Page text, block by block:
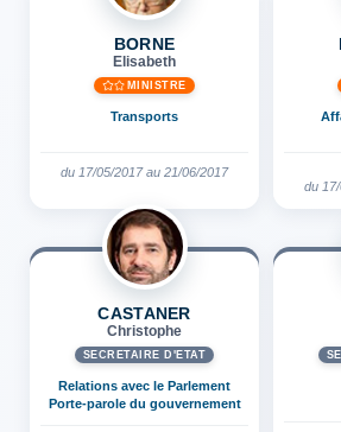
BORNE
Elisabeth
MINISTRE
Transports
du 17/05/2017 au 21/06/2017
du
CASTANER
Christophe
SECRÉTAIRE D'ETAT
Relations avec le Parlement
Porte-parole du gouvernement